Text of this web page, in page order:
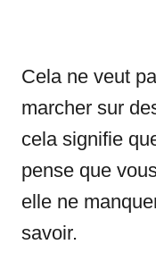
Cela ne veut
marcher sur
cela signifie
pense que
elle ne
savoir.